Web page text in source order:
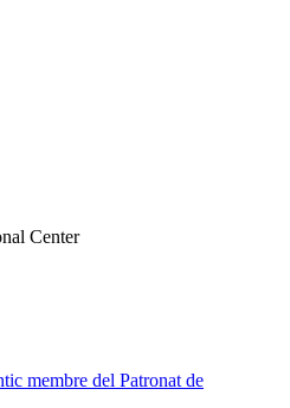
Center
membre del Patronat de